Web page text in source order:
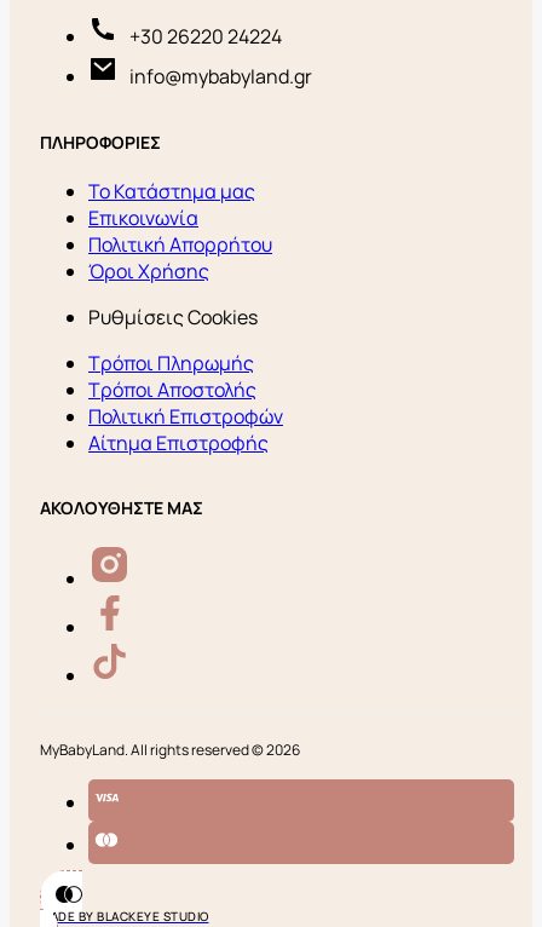
+30 26220 24224
info@mybabyland.gr
ΠΛΗΡΟΦΟΡΙΕΣ
Το Κατάστημα μας
Επικοινωνία
Πολιτική Απορρήτου
Όροι Χρήσης
Ρυθμίσεις Cookies
Τρόποι Πληρωμής
Τρόποι Αποστολής
Πολιτική Επιστροφών
Αίτημα Επιστροφής
ΑΚΟΛΟΥΘΗΣΤΕ ΜΑΣ
MyBabyLand. All rights reserved © 2026
MADE BY BLACKEYE STUDIO